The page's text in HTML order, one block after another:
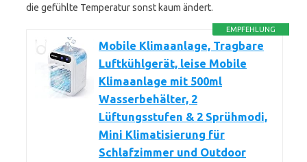
die gefühlte Temperatur sonst kaum ändert.
EMPFEHLUNG
Mobile Klimaanlage, Tragbare
Luftkühlgerät, leise Mobile
Klimaanlage mit 500ml
Wasserbehälter, 2
Lüftungsstufen & 2 Sprühmodi,
Mini Klimatisierung für
Schlafzimmer und Outdoor